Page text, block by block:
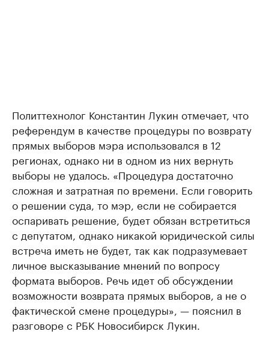
Политтехнолог Константин Лукин отмечает, что
референдум в качестве процедуры по возврату
прямых выборов мэра использовался в 12
регионах, однако ни в одном из них вернуть
выборы не удалось. «Процедура достаточно
сложная и затратная по времени. Если говорить
о решении суда, то мэр, если не собирается
оспаривать решение, будет обязан встретиться
с депутатом, однако никакой юридической силы
встреча иметь не будет, так как подразумевает
личное высказывание мнений по вопросу
формата выборов. Речь идет об обсуждении
возможности возврата прямых выборов, а не о
фактической смене процедуры», — пояснил в
разговоре с РБК Новосибирск Лукин.